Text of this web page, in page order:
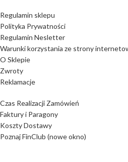
Regulamin sklepu
Polityka Prywatności
Regulamin Nesletter
Warunki korzystania ze strony
O Sklepie
Zwroty
Reklamacje
Czas Realizacji Zamówień
Faktury i Paragony
Koszty Dostawy
Poznaj FinClub (nowe okno)